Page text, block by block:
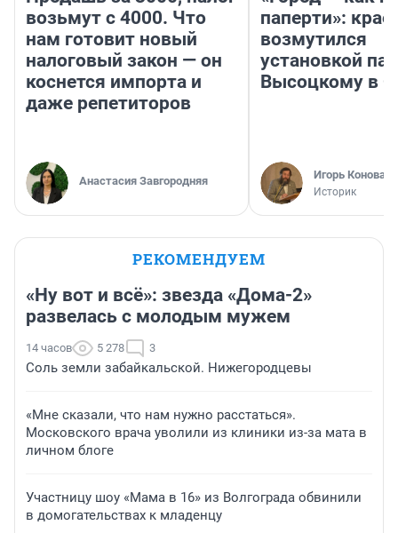
возьмут с 4000. Что
нам готовит новый
налоговый закон — он
коснется импорта и
даже репетиторов
Анастасия Завгородняя
паперти»:
возмутился
установкой
Высоцкому в
Игорь
Историк
РЕКОМЕНДУЕМ
«Ну вот и всё»: звезда «Дома-2»
развелась с молодым мужем
14 часов 5 278 3
Соль земли забайкальской. Нижегородцевы
«Мне сказали, что нам нужно расстаться».
Московского врача уволили из клиники из-за мата в
личном блоге
Участницу шоу «Мама в 16» из Волгограда обвинили
в домогательствах к младенцу